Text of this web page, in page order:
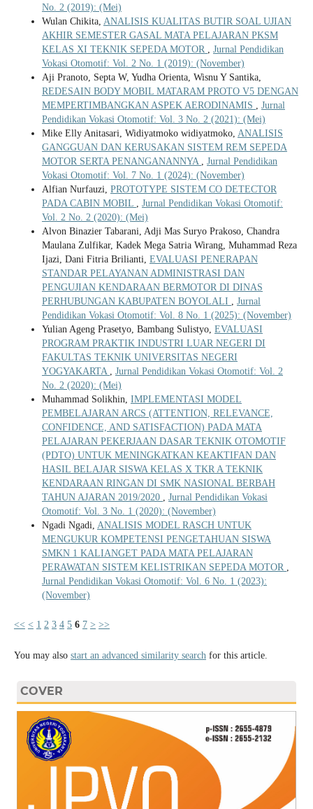
No. 2 (2019): (Mei)
Wulan Chikita, ANALISIS KUALITAS BUTIR SOAL UJIAN
AKHIR SEMESTER GASAL MATA PELAJARAN PKSM
KELAS XI TEKNIK SEPEDA MOTOR , Jurnal Pendidikan
Vokasi Otomotif: Vol. 2 No. 1 (2019): (November)
Aji Pranoto, Septa W, Yudha Orienta, Wisnu Y Santika,
REDESAIN BODY MOBIL MATARAM PROTO V5 DENGAN
MEMPERTIMBANGKAN ASPEK AERODINAMIS , Jurnal
Pendidikan Vokasi Otomotif: Vol. 3 No. 2 (2021): (Mei)
Mike Elly Anitasari, Widiyatmoko widiyatmoko, ANALISIS
GANGGUAN DAN KERUSAKAN SISTEM REM SEPEDA
MOTOR SERTA PENANGANANNYA , Jurnal Pendidikan
Vokasi Otomotif: Vol. 7 No. 1 (2024): (November)
Alfian Nurfauzi, PROTOTYPE SISTEM CO DETECTOR
PADA CABIN MOBIL , Jurnal Pendidikan Vokasi Otomotif:
Vol. 2 No. 2 (2020): (Mei)
Alvon Binazier Tabarani, Adji Mas Suryo Prakoso, Chandra
Maulana Zulfikar, Kadek Mega Satria Wirang, Muhammad Reza
Ijazi, Dani Fitria Brilianti, EVALUASI PENERAPAN
STANDAR PELAYANAN ADMINISTRASI DAN
PENGUJIAN KENDARAAN BERMOTOR DI DINAS
PERHUBUNGAN KABUPATEN BOYOLALI , Jurnal
Pendidikan Vokasi Otomotif: Vol. 8 No. 1 (2025): (November)
Yulian Ageng Prasetyo, Bambang Sulistyo, EVALUASI
PROGRAM PRAKTIK INDUSTRI LUAR NEGERI DI
FAKULTAS TEKNIK UNIVERSITAS NEGERI
YOGYAKARTA , Jurnal Pendidikan Vokasi Otomotif: Vol. 2
No. 2 (2020): (Mei)
Muhammad Solikhin, IMPLEMENTASI MODEL
PEMBELAJARAN ARCS (ATTENTION, RELEVANCE,
CONFIDENCE, AND SATISFACTION) PADA MATA
PELAJARAN PEKERJAAN DASAR TEKNIK OTOMOTIF
(PDTO) UNTUK MENINGKATKAN KEAKTIFAN DAN
HASIL BELAJAR SISWA KELAS X TKR A TEKNIK
KENDARAAN RINGAN DI SMK NASIONAL BERBAH
TAHUN AJARAN 2019/2020 , Jurnal Pendidikan Vokasi
Otomotif: Vol. 3 No. 1 (2020): (November)
Ngadi Ngadi, ANALISIS MODEL RASCH UNTUK
MENGUKUR KOMPETENSI PENGETAHUAN SISWA
SMKN 1 KALIANGET PADA MATA PELAJARAN
PERAWATAN SISTEM KELISTRIKAN SEPEDA MOTOR ,
Jurnal Pendidikan Vokasi Otomotif: Vol. 6 No. 1 (2023):
(November)
<< < 1 2 3 4 5 6 7 > >>
You may also start an advanced similarity searchfor this article.
COVER